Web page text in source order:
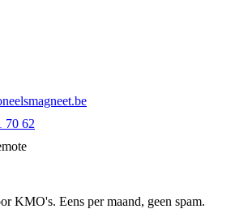
70 62
KMO's. Eens per maand, geen spam.